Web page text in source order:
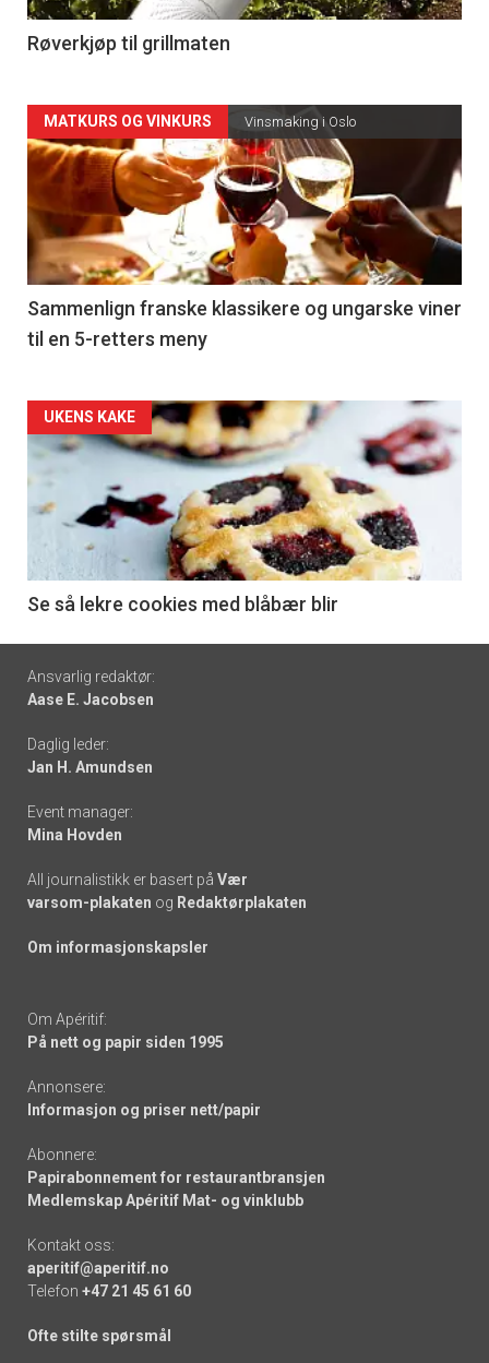
4
Røverkjøp til grillmaten
Forsiden
akkurat
nå
-
5
MATKURS OG VINKURS Vinsmaking i Oslo
Sammenlign franske klassikere og ungarske viner
til en 5-retters meny
Forsiden
akkurat
nå
6
UKENS KAKE
Se så lekre cookies med blåbær blir
Footer
-
links
Ansvarlig redaktør:
Aase E. Jacobsen
Daglig leder:
Jan H. Amundsen
Event manager:
Mina Hovden
All journalistikk er basert på Vær
varsom-plakaten og Redaktørplakaten
Om informasjonskapsler
Om Apéritif:
På nett og papir siden 1995
Annonsere:
Informasjon og priser nett/papir
Abonnere:
Papirabonnement for restaurantbransjen
Medlemskap Apéritif Mat- og vinklubb
Kontakt oss:
aperitif@aperitif.no
Telefon +47 21 45 61 60
Ofte stilte spørsmål